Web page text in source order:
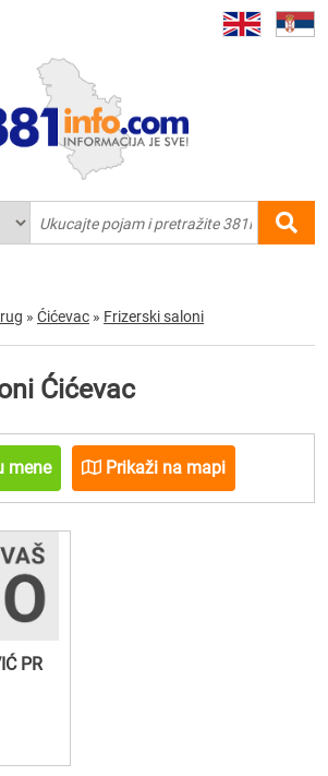
» Ćićevac » Frizerski saloni
Ćićevac
mene Prikaži na mapi
PR